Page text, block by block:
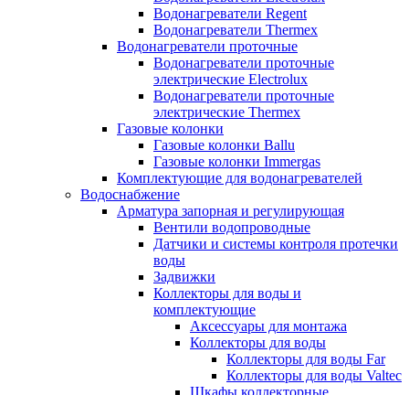
Водонагреватели Regent
Водонагреватели Thermex
Водонагреватели проточные
Водонагреватели проточные
электрические Electrolux
Водонагреватели проточные
электрические Thermex
Газовые колонки
Газовые колонки Ballu
Газовые колонки Immergas
Комплектующие для водонагревателей
Водоснабжение
Арматура запорная и регулирующая
Вентили водопроводные
Датчики и системы контроля протечки
воды
Задвижки
Коллекторы для воды и
комплектующие
Аксессуары для монтажа
Коллекторы для воды
Коллекторы для воды Far
Коллекторы для воды Valtec